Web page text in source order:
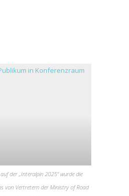
der „Interalpin 2025“ wurde die
von Vertretern der Ministry of Road